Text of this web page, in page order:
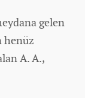
gelen
henüz
A. A.,